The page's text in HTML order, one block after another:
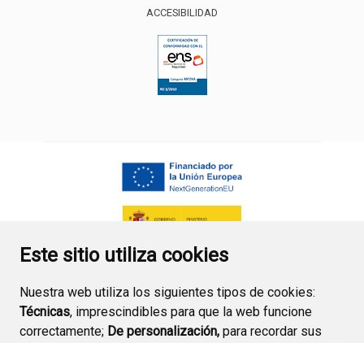
Este sitio utiliza cookies
Nuestra web utiliza los siguientes tipos de cookies:
Técnicas, imprescindibles para que la web funcione
correctamente; De personalización, para recordar sus
ACCESIBILIDAD